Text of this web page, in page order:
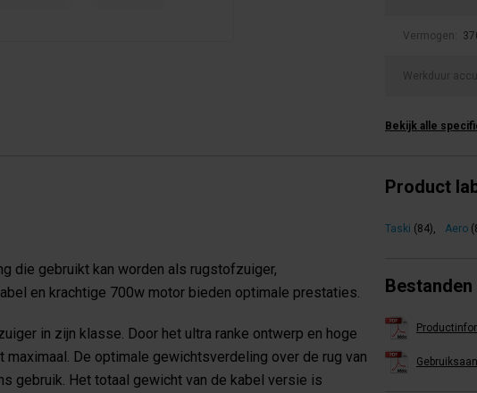
Vermogen:
Werkduur accu:
Bekijk alle
die gebruikt kan worden als rugstofzuiger,
en krachtige 700w motor bieden optimale prestaties.
in zijn klasse. Door het ultra ranke ontwerp en hoge
De optimale gewichtsverdeling over de rug van
gebruik. Het totaal gewicht van de kabel versie is
Product
Taski (84) Aero
Bestanden